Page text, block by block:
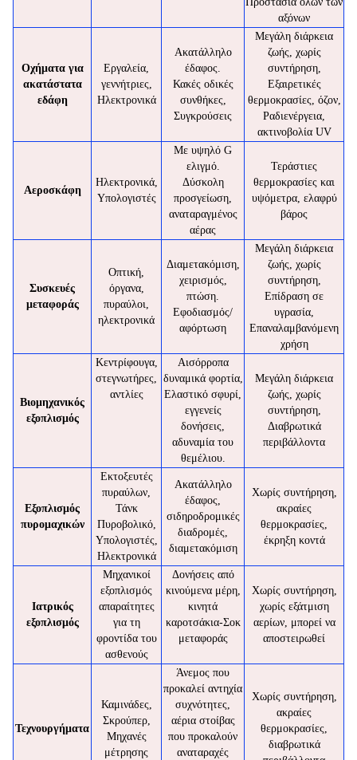
αξόνων
Οχήματα για
ακατάστατα
εδάφη
Εργαλεία,
γεννήτριες,
Ηλεκτρονικά
Ακατάλληλο
έδαφος.
Κακές οδικές
συνθήκες,
Συγκρούσεις
Μεγάλη διάρκεια
ζωής, χωρίς
συντήρηση,
Εξαιρετικές
θερμοκρασίες, όζον,
Ραδιενέργεια,
ακτινοβολία UV
Αεροσκάφη
Ηλεκτρονικά,
Υπολογιστές
Με υψηλό G
ελιγμό.
Δύσκολη
προσγείωση,
αναταραγμένος
αέρας
Τεράστιες
θερμοκρασίες και
υψόμετρα, ελαφρύ
βάρος
Συσκευές
μεταφοράς
Οπτική,
όργανα,
πυραύλοι,
ηλεκτρονικά
Διαμετακόμιση,
χειρισμός,
πτώση.
Εφοδιασμός/
αφόρτωση
Μεγάλη διάρκεια
ζωής, χωρίς
συντήρηση,
Επίδραση σε
υγρασία,
Επαναλαμβανόμενη
χρήση
Βιομηχανικός
εξοπλισμός
Κεντρίφουγα,
στεγνωτήρες,
αντλίες
Αισόρροπα
δυναμικά φορτία,
Ελαστικό σφυρί,
εγγενείς
δονήσεις,
αδυναμία του
θεμέλιου.
Μεγάλη διάρκεια
ζωής, χωρίς
συντήρηση,
Διαβρωτικά
περιβάλλοντα
Εξοπλισμός
πυρομαχικών
Εκτοξευτές
πυραύλων,
Τάνκ
Πυροβολικό,
Υπολογιστές,
Ηλεκτρονικά
Ακατάλληλο
έδαφος,
σιδηροδρομικές
διαδρομές,
διαμετακόμιση
Χωρίς συντήρηση,
ακραίες
θερμοκρασίες,
έκρηξη κοντά
Ιατρικός
εξοπλισμός
Μηχανικοί
εξοπλισμός
απαραίτητες
για τη
φροντίδα του
ασθενούς
Δονήσεις από
κινούμενα μέρη,
κινητά
καροτσάκια-Σοκ
μεταφοράς
Χωρίς συντήρηση,
χωρίς εξάτμιση
αερίων, μπορεί να
αποστειρωθεί
Τεχνουργήματα
Καμινάδες,
Σκρούπερ,
Μηχανές
μέτρησης
Άνεμος που
προκαλεί αντηχία
συχνότητες,
αέρια στοίβας
που προκαλούν
αναταραχές
Χωρίς συντήρηση,
ακραίες
θερμοκρασίες,
διαβρωτικά